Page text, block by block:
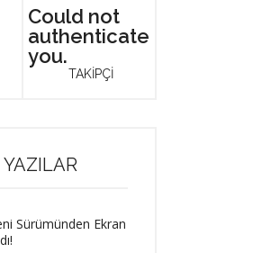
Could not
authenticate
you.
TAKİPÇİ
Sürümünden Ekran